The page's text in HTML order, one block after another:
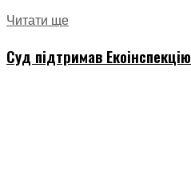
Читати ще
Суд підтримав Екоінспекцію